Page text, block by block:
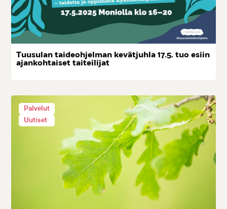
Tuu­su­lan tai­deoh­jel­man ke­vät­juh­la 17.5. tuo esiin
ajan­koh­tai­set tai­tei­li­jat
Palvelut
Uutiset